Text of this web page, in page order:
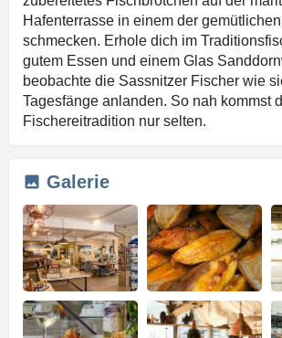
Hafenterrasse in einem der
schmecken. Erhole dich im
gutem Essen und einem Glas
beobachte die Sassnitzer Fischer wie
Tagesfänge anlanden. So nah kommst
Fischereitradition nur selten.
Galerie